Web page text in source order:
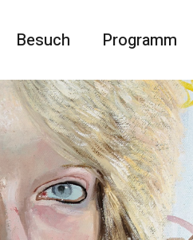
Besuch Programm